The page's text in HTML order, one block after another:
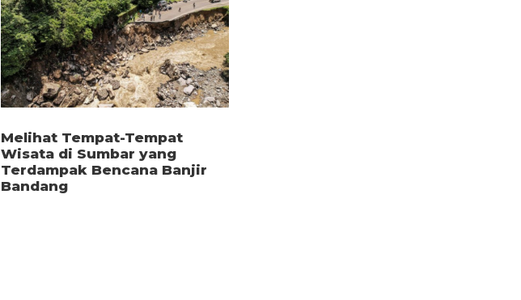
Melihat Tempat-Tempat
Wisata di Sumbar yang
Terdampak Bencana Banjir
Bandang